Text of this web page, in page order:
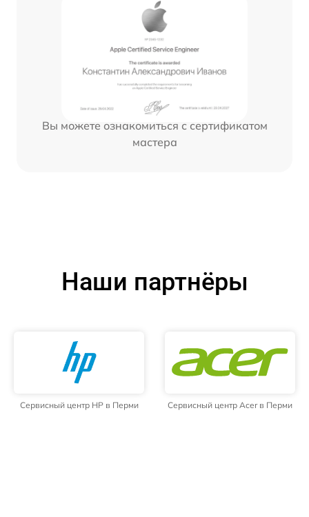
Вы можете ознакомиться с сертификатом
мастера
Наши партнёры
Сервисный центр HP в Перми Сервисный центр Acer в Перми